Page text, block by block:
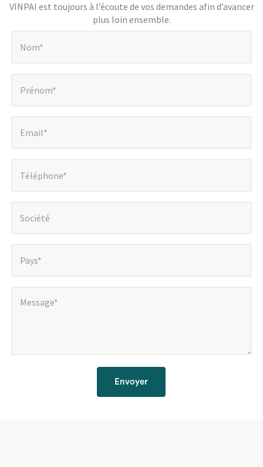
VINPAI est toujours à l’écoute de vos demandes afin d’avancer
plus loin ensemble.